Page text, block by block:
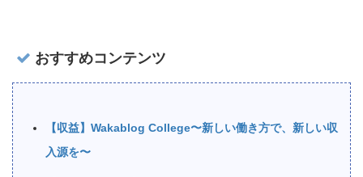
おすすめコンテンツ
【収益】Wakablog College〜新しい働き方で、新しい収
入源を〜